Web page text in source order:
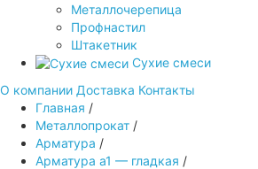
Металлочерепица
Профнастил
Штакетник
Сухие смеси
О компании Доставка Контакты
Главная /
Металлопрокат /
Арматура /
Арматура а1 — гладкая /